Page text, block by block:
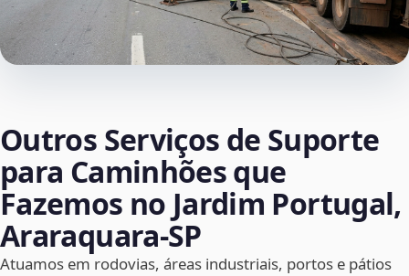
Outros Serviços de Suporte
para Caminhões que
Fazemos no Jardim Portugal,
Araraquara‑SP
Atuamos em rodovias, áreas industriais, portos e pátios